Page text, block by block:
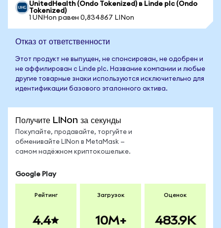
UnitedHealth (Ondo Tokenized) в Linde plc (Ondo
Tokenized)
1 UNHon равен 0,834867 LINon
Отказ от ответственности
Этот продукт не выпущен, не спонсирован, не одобрен и
не аффилирован с Linde plc. Название компании и любые
другие товарные знаки используются исключительно для
идентификации базового эталонного актива.
Получите LINon за секунды
Покупайте, продавайте, торгуйте и
обменивайте LINon в MetaMask —
самом надёжном криптокошельке.
Google Play
Рейтинг
4.4
Загрузок
10M+
Оценок
483.9K